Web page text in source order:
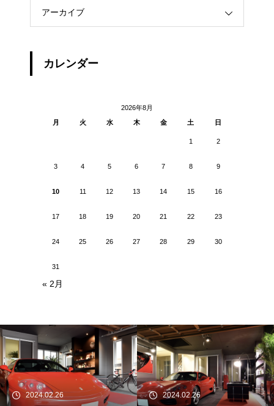
アーカイブ
カレンダー
2026年8月
月
火 水 木 金 土 日
1 2
3 4 5 6 7 8 9
10 11 12 13 14 15 16
17 18 19 20 21 22 23
24 25 26 27 28 29 30
31
« 2月
2024.02.26
2024.02.26